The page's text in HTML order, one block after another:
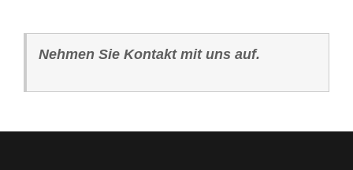
Nehmen Sie Kontakt mit uns auf.